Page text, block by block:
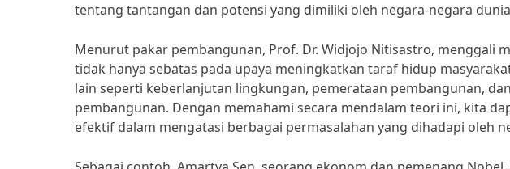
tentang tantangan dan potensi yang dimiliki oleh negara-negara
Menurut pakar pembangunan, Prof. Dr. Widjojo Nitisastro, menggali
tidak hanya sebatas pada upaya meningkatkan taraf hidup
lain seperti keberlanjutan lingkungan, pemerataan pembangunan,
pembangunan. Dengan memahami secara mendalam teori ini, kita
efektif dalam mengatasi berbagai permasalahan yang dihadapi oleh